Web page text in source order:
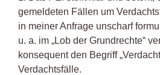
gemeldeten Fällen um
in meiner Anfrage unscharf
u. a. im „Lob der Grundrechte“
konsequent den Begriff
Verdachtsfälle.